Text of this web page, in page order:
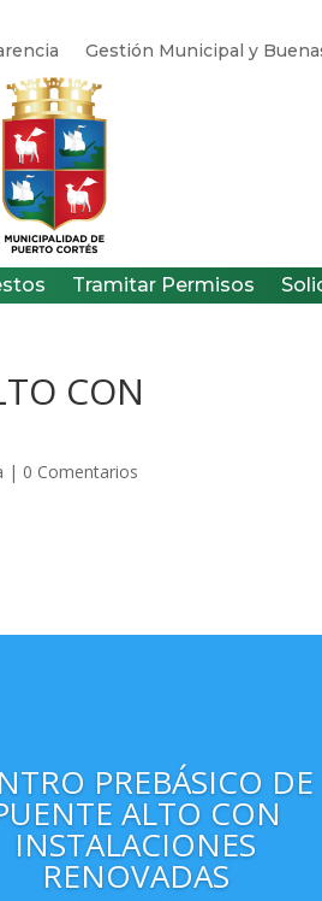
Gestión Municipal y
Tramitar Permisos
CON
| 0 Comentarios
PREBÁSICO DE
ALTO CON
INSTALACIONES
RENOVADAS